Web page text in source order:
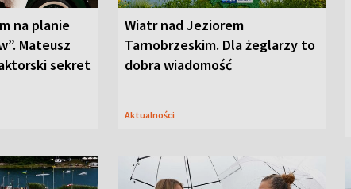
na planie
Mateusz
sekret
Wiatr nad Jeziorem
Tarnobrzeskim. Dla żeglarzy to
dobra wiadomość
Aktualności